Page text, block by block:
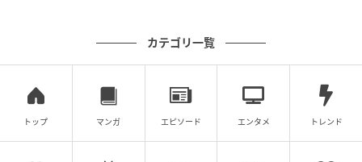
カテゴリ一覧
トップ マンガ エピソード エンタメ トレンド